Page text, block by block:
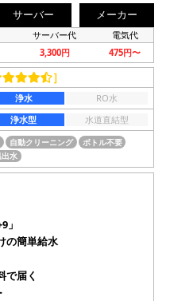
サーバー メーカー
サーバー代 電気代
3,300円 475円〜
］
浄水
RO水
浄水型
水道直結型
自動クリーニング
ボトル不要
水
」
の簡単給水
で届く